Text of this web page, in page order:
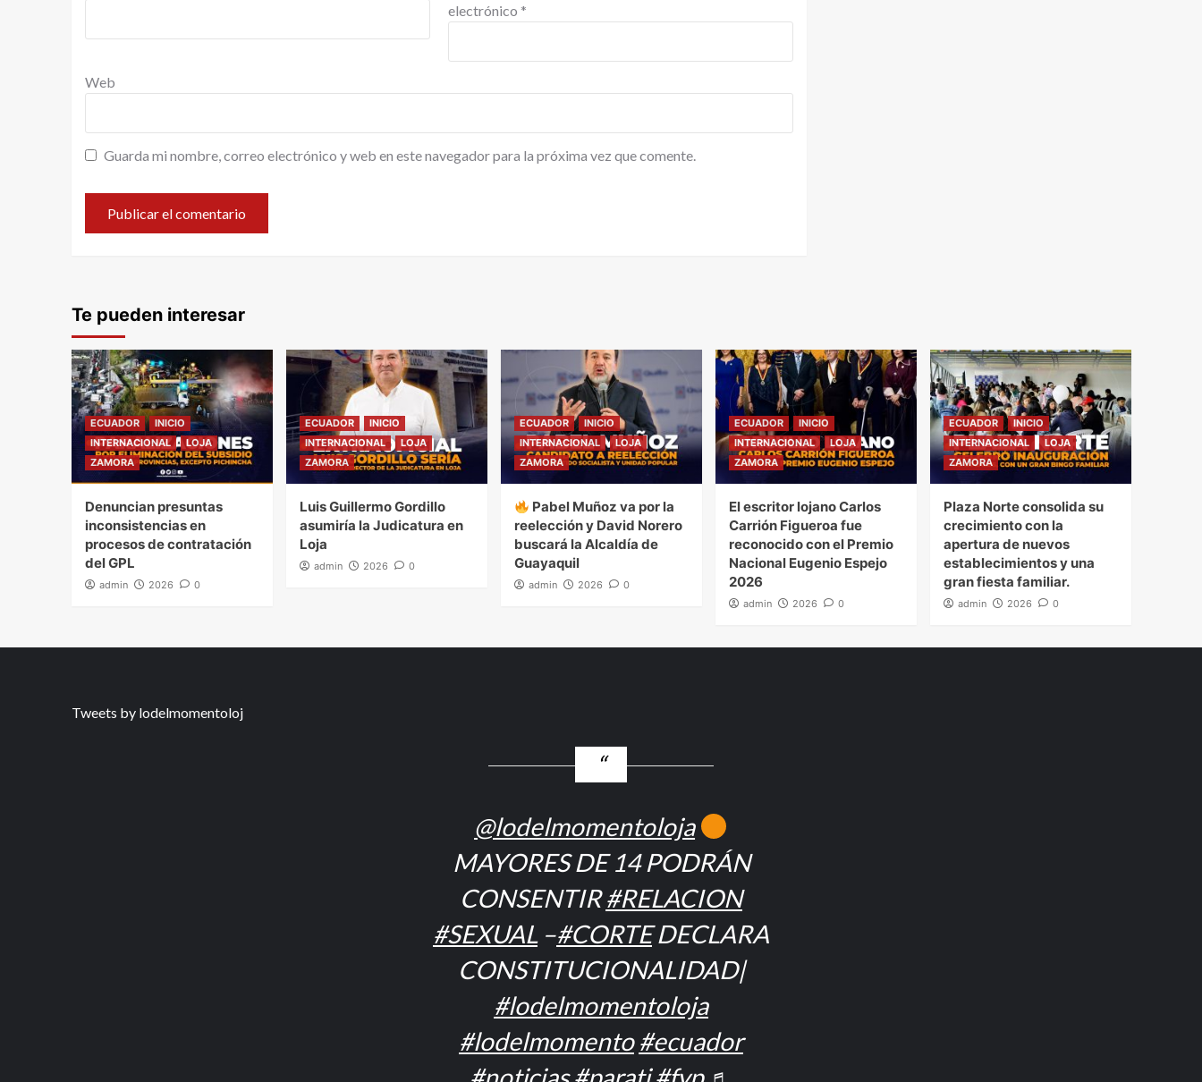
electrónico *
Web
Guarda mi nombre, correo electrónico y web en este navegador para la próxima vez que comente.
Te pueden interesar
ECUADOR
INICIO
INTERNACIONAL
LOJA
ZAMORA
Denuncian presuntas
inconsistencias en
procesos de contratación
del GPL
admin 2026 0
ECUADOR
INICIO
INTERNACIONAL
LOJA
ZAMORA
Luis Guillermo Gordillo
asumiría la Judicatura en
Loja
admin 2026 0
ECUADOR
INICIO
INTERNACIONAL
LOJA
ZAMORA
Pabel Muñoz va por la
reelección y David Norero
buscará la Alcaldía de
Guayaquil
admin 2026 0
ECUADOR
INICIO
INTERNACIONAL
LOJA
ZAMORA
El escritor lojano Carlos
Carrión Figueroa fue
reconocido con el Premio
Nacional Eugenio Espejo
2026
admin 2026 0
ECUADOR
INICIO
INTERNACIONAL
LOJA
ZAMORA
Plaza Norte consolida su
crecimiento con la
apertura de nuevos
establecimientos y una
gran fiesta familiar.
admin 2026 0
Tweets by lodelmomentoloj
@lodelmomentoloja
MAYORES DE 14 PODRÁN
CONSENTIR#RELACION
#SEXUAL–#CORTEDECLARA
CONSTITUCIONALIDAD|
#lodelmomentoloja
#lodelmomento #ecuador